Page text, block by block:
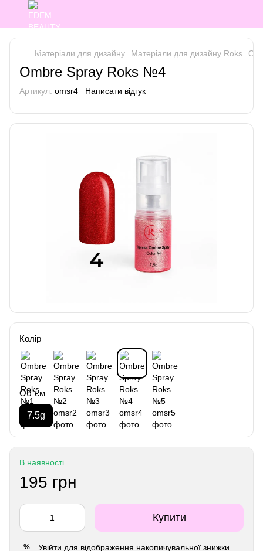
Матеріали для дизайну Матеріали для дизайну Roks
Ombre Spray Roks №4
Артикул: omsr4 Написати відгук
Колір
Об`єм
7.5g
В наявності
195 грн
Купити
% Увійти для відображення накопичувальної знижки